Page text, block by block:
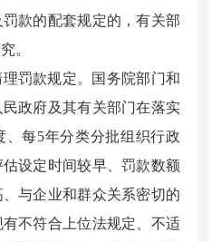
款的配套规定的，有关部
。
罚款规定。 国务院部门和
政府及其有关部门在落实
、每5年分类分批组织行政
设定时间较早、罚款数额
与企业和群众关系密切的
不符合上位法规定、不适